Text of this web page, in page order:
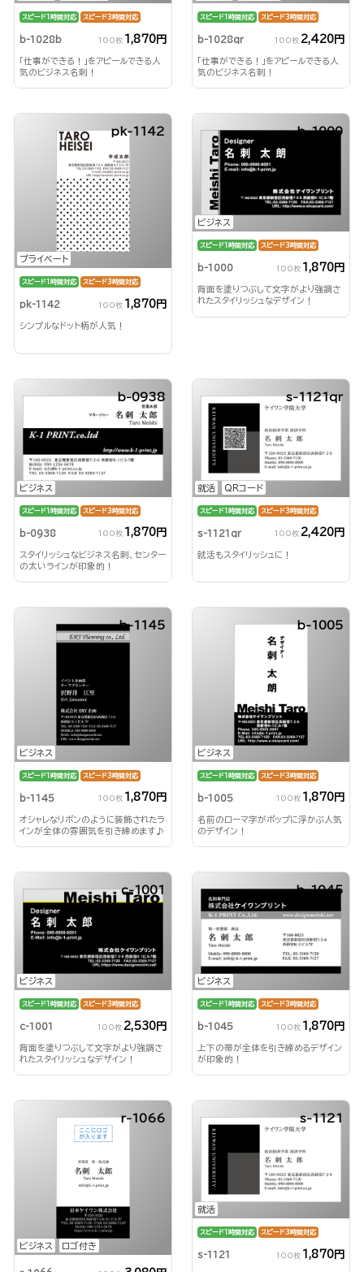
スピード1時間対応 スピード3時間対応
b-1028b 100枚 1,870円
「仕事ができる！」をアピールできる人
気のビジネス名刺！
スピード1時間対応 スピード3時間対応
b-1028qr 100枚 2,420円
「仕事ができる！」をアピールできる人
気のビジネス名刺！
プライベート
pk-1142
スピード1時間対応 スピード3時間対応
pk-1142 100枚 1,870円
シンプルなドット柄が人気！
ビジネス
b-1000
スピード1時間対応 スピード3時間対応
b-1000 100枚 1,870円
背面を塗りつぶして文字がより強調さ
れたスタイリッシュなデザイン！
ビジネス
b-0938
スピード1時間対応 スピード3時間対応
b-0938 100枚 1,870円
スタイリッシュなビジネス名刺、センター
の太いラインが印象的！
就活 QRコード
s-1121qr
スピード1時間対応 スピード3時間対応
s-1121qr 100枚 2,420円
就活もスタイリッシュに！
ビジネス
b-1145
スピード1時間対応 スピード3時間対応
b-1145 100枚 1,870円
オシャレなリボンのように装飾されたラ
インが全体の雰囲気を引き締めます♪
ビジネス
b-1005
スピード1時間対応 スピード3時間対応
b-1005 100枚 1,870円
名前のローマ字がポップに浮かぶ人気
のデザイン！
ビジネス
c-1001
スピード1時間対応 スピード3時間対応
c-1001 100枚 2,530円
背面を塗りつぶして文字がより強調さ
れたスタイリッシュなデザイン！
ビジネス
b-1045
スピード1時間対応 スピード3時間対応
b-1045 100枚 1,870円
上下の帯が全体を引き締めるデザイン
が印象的！
ビジネス ロゴ付き
r-1066
就活
s-1121
スピード1時間対応 スピード3時間対応
s-1121 100枚 1,870円